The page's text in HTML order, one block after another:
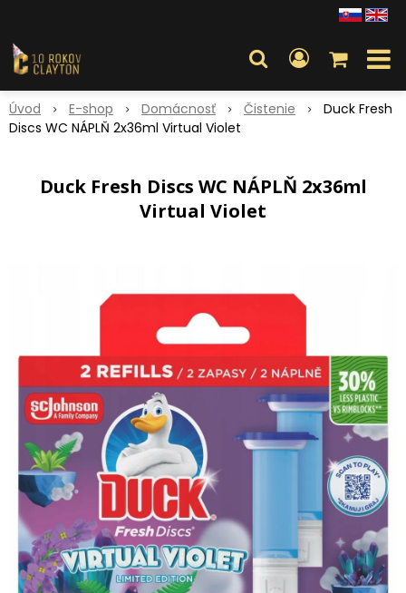
Úvod E-shop Domácnosť Čistenie
Duck Fresh
Discs WC NÁPLŇ 2x36ml Virtual Violet
Duck Fresh Discs WC NÁPLŇ 2x36ml
Virtual Violet